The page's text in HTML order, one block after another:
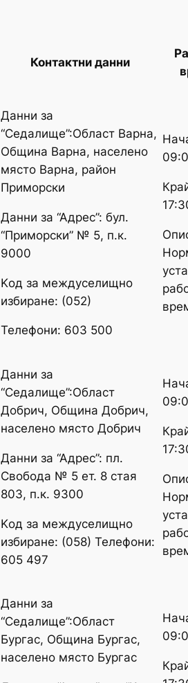
Контактни данни
Данни за
“Седалище”:Област Варна,
Община Варна, населено
място Варна, район
Приморски
Данни за “Адрес”: бул.
“Приморски” № 5, п.к.
9000
Kод за междуселищно
избиране: (052)
Телефони: 603 500
Данни за
“Седалище”:Област
Добрич, Община Добрич,
населено място Добрич
Данни за “Адрес”: пл.
Свобода № 5 ет. 8 стая
803, п.к. 9300
Kод за междуселищно
избиране: (058) Телефони:
605 497
Данни за
“Седалище”:Област
Бургас, Община Бургас,
населено място Бургас